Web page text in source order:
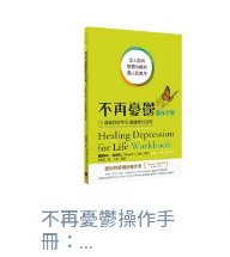
不再憂鬱操作手
冊：...